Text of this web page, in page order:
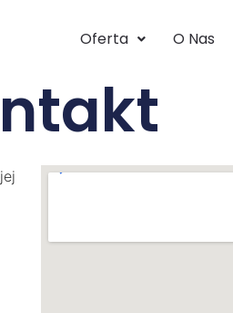
Oferta O Nas